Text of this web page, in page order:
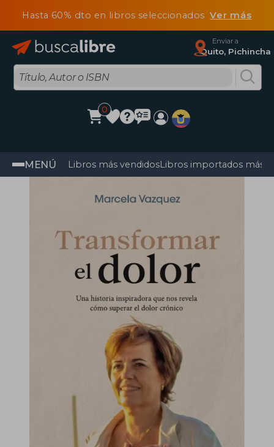
Hasta 60% dto en libros seleccionadosVer más
Enviar a
Quito, Pichincha
0
MENÚ Libros más vendidosLibros importados más